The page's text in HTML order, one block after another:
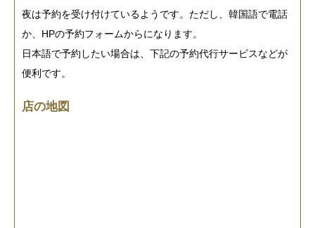
夜は予約を受け付けているようです。ただし、韓国語で電話
か、HPの予約フォームからになります。
日本語で予約したい場合は、下記の予約代行サービスなどが
便利です。
店の地図